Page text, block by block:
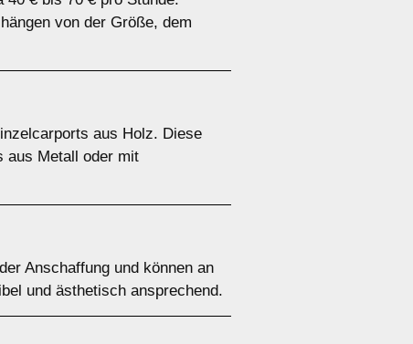
von der Größe, dem
aus Holz. Diese
aus Metall oder mit
Anschaffung und können an
und ästhetisch ansprechend.